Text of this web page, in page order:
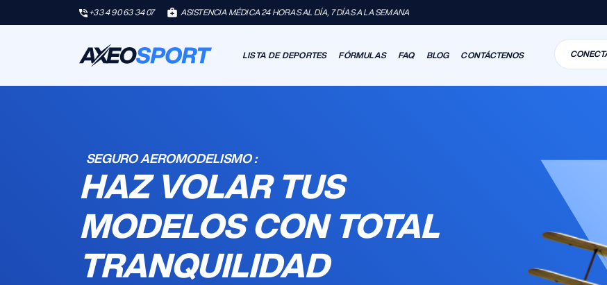
+33 4 90 63 34 07 ASISTENCIA MÉDICA 24 HORAS AL DÍA, 7 DÍAS A LA SEMANA
LISTA DE DEPORTES FÓRMULAS FAQ BLOG CONTÁCTENOS
SEGURO AEROMODELISMO :
HAZ VOLAR TUS
MODELOS CON TOTAL
TRANQUILIDAD